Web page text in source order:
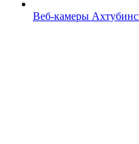
Веб-камеры